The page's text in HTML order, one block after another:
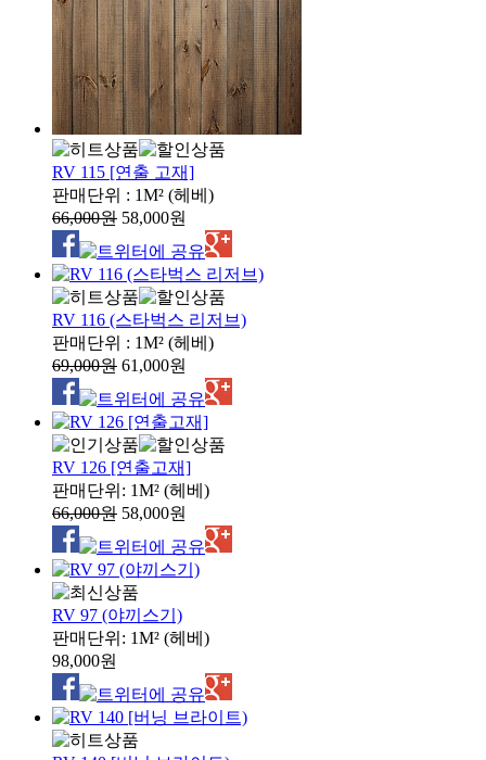
RV 115 [연출 고재]
판매단위 : 1M² (헤베)
66,000원 58,000원
RV 116 (스타벅스 리저브)
판매단위 : 1M² (헤베)
69,000원 61,000원
RV 126 [연출고재]
판매단위: 1M² (헤베)
66,000원 58,000원
RV 97 (야끼스기)
판매단위: 1M² (헤베)
98,000원